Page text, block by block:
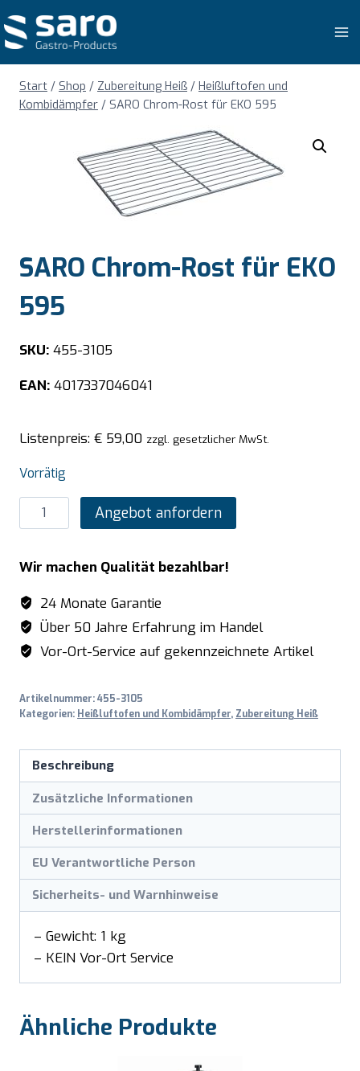
Inhalt
springen
Start / Shop / Zubereitung Heiß / Heißluftofen und
Kombidämpfer / SARO Chrom-Rost für EKO 595
SARO Chrom-Rost für EKO
595
SKU: 455-3105
EAN: 4017337046041
Listenpreis: € 59,00 zzgl. gesetzlicher MwSt.
Vorrätig
SARO
Chrom-
für
EKO
595
Menge
Angebot anfordern
Wir machen Qualität bezahlbar!
24 Monate Garantie
Über 50 Jahre Erfahrung im Handel
Vor-Ort-Service auf gekennzeichnete Artikel
Artikelnummer:455-3105
Kategorien: Heißluftofen und Kombidämpfer, Zubereitung Heiß
Beschreibung
Zusätzliche Informationen
Herstellerinformationen
EU Verantwortliche Person
Sicherheits- und Warnhinweise
– Gewicht: 1 kg
– KEIN Vor-Ort Service
Ähnliche Produkte